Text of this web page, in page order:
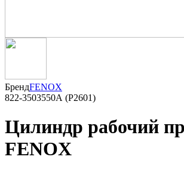
БрендFENOX
822-3503550А (P2601)
Цилиндр рабочий
FENOX